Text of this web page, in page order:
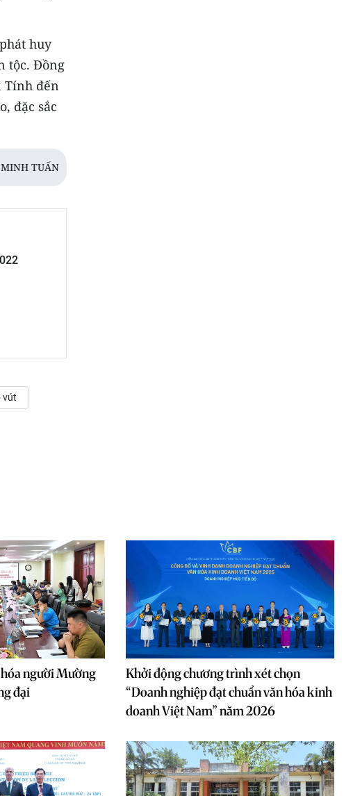
huy
tộc. Đồng
Tính đến
đặc sắc
TUẤN
vút
người Mường
đại
Khởi động chương trình xét chọn
“Doanh nghiệp đạt chuẩn văn hóa kinh
doanh Việt Nam” năm 2026